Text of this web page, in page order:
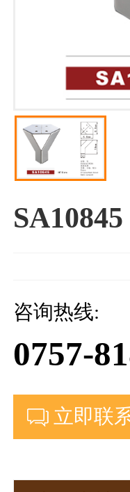
SA10845
咨询热线:
0757-
立即联